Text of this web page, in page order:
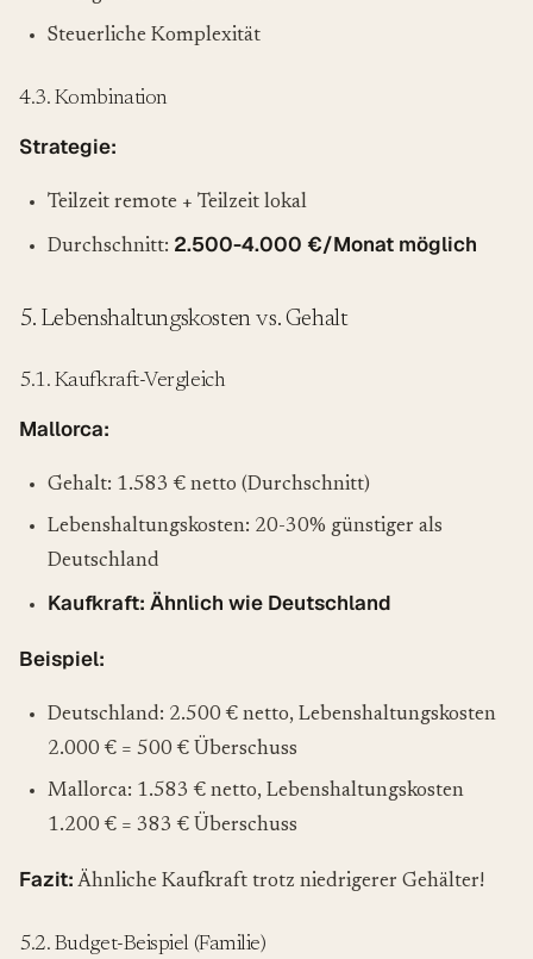
Steuerliche Komplexität
4.3. Kombination
Strategie:
Teilzeit remote + Teilzeit lokal
Durchschnitt: 2.500-4.000 €/Monat möglich
5. Lebenshaltungskosten vs. Gehalt
5.1. Kaufkraft-Vergleich
Mallorca:
Gehalt: 1.583 € netto (Durchschnitt)
Lebenshaltungskosten: 20-30% günstiger als
Deutschland
Kaufkraft: Ähnlich wie Deutschland
Beispiel:
Deutschland: 2.500 € netto, Lebenshaltungskosten
2.000 € = 500 € Überschuss
Mallorca: 1.583 € netto, Lebenshaltungskosten
1.200 € = 383 € Überschuss
Fazit: Ähnliche Kaufkraft trotz niedrigerer Gehälter!
5.2. Budget-Beispiel (Familie)